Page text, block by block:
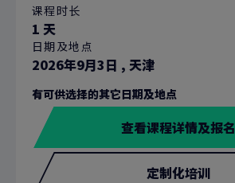
课程时长
1 天
日期及地点
2026年9月3日 , 天津
有可供选择的其它日期及地点
查看课程详情及报名
定制化培训